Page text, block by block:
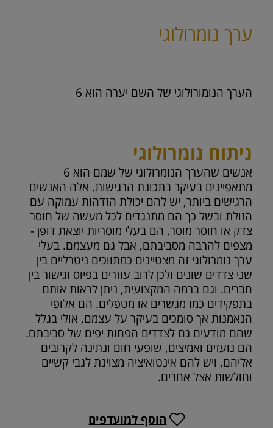
ערך נומרולוגי
הערך הנומורולוגי של השם יערה הוא 6
ניתוח נומרולוגי
אנשים שהערך הנומרולוגי של שמם הוא 6
מתאפיינים בעיקר בתכונת הרגישות. אלה האנשים
הרגישים ביותר, יש להם יכולת הזדהות עמוקה עם
הזולת ובשל כך הם מתנגדים לכל מעשה של חוסר
צדק או חוסר מוסר. הם בעלי מוסריות יוצאת דופן -
מצפים להרבה מסביבתם, אבל גם מעצמם. בעלי
ערך נומרולוגי זה מצטיינים כמתווכים ניטרליים בין
שני צדדים שונים ולכן לרוב עוזרים בפיוס וגישור בין
חברים. וגם ברמה המקצועית, ניתן לראות אותם
בתפקידים כמו מגשרים או מטפלים. הם אלופי
הנאמנות אך סומכים בעיקר על עצמם, אולי בגלל
שהם מודעים גם לצדדים הפחות יפים של סביבתם.
הם נועזים ואמיצים, שופעי חום ונתינה לקרובים
אליהם, ויש להם אינטואיציה מצוינת לגבי קשיים
וחולשות אצל אחרים.
הוסף למועדפים